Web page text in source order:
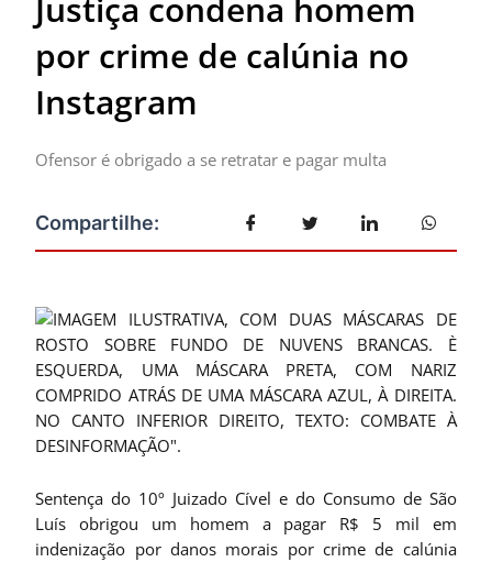
Justiça condena homem
por crime de calúnia no
Instagram
Ofensor é obrigado a se retratar e pagar multa
Sentença do 10º Juizado Cível e do Consumo de São
Luís obrigou um homem a pagar R$ 5 mil em
indenização por danos morais por crime de calúnia